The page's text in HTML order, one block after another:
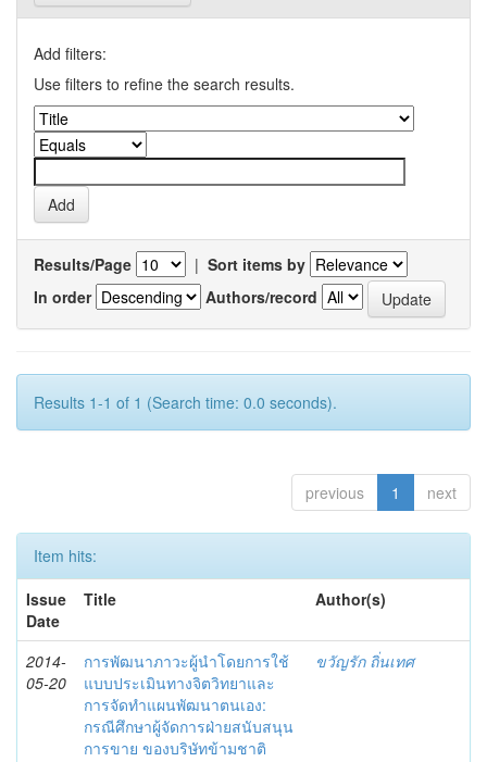
Add filters:
Use filters to refine the search results.
Results/Page | Sort items by
In order
Authors/record
Results 1-1 of 1 (Search time: 0.0 seconds).
previous 1 next
Item hits:
Issue
Date
Title Author(s)
2014-
05-20
การพัฒนาภาวะผู้นำโดยการใช้
แบบประเมินทางจิตวิทยาและ
การจัดทำแผนพัฒนาตนเอง:
กรณีศึกษาผู้จัดการฝ่ายสนับสนุน
การขาย ของบริษัทข้ามชาติ
ขวัญรัก ถิ่นเทศ